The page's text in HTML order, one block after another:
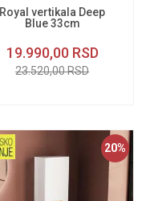
Royal vertikala Deep
Blue 33cm
19.990,00 RSD
23.520,00RSD
20%